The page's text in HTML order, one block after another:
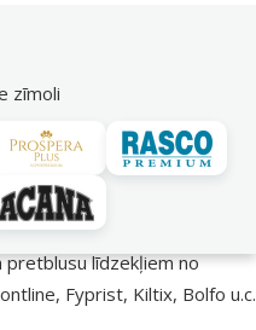
zīmoli
mīluli 🕷️
līdzekļiem no
Fyprist, Kiltix, Bolfo u.c.